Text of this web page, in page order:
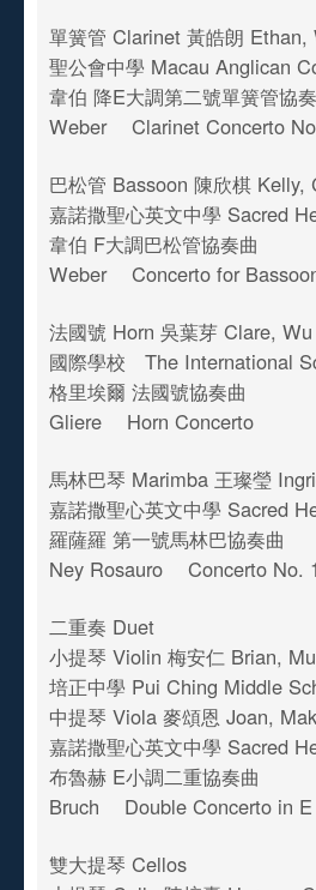
單簧管 Clarinet 黃皓朗 Ethan,
聖公會中學 Macau Anglican
韋伯 降E大調第二號單簧管協
Weber Clarinet Concerto
巴松管 Bassoon 陳欣棋 Kelly,
嘉諾撒聖心英文中學 Sacred
韋伯 F大調巴松管協奏曲
Weber Concerto for
法國號 Horn 吳葉芽 Clare,
國際學校 The International
格里埃爾 法國號協奏曲
Gliere Horn Concerto
馬林巴琴 Marimba 王璨瑩
嘉諾撒聖心英文中學 Sacred
羅薩羅 第一號馬林巴協奏曲
Ney Rosauro Concerto No.
二重奏 Duet
小提琴 Violin 梅安仁 Brian,
培正中學 Pui Ching Middle
中提琴 Viola 麥頌恩 Joan,
嘉諾撒聖心英文中學 Sacred
布魯赫 E小調二重協奏曲
Bruch Double Concerto in E
雙大提琴 Cellos